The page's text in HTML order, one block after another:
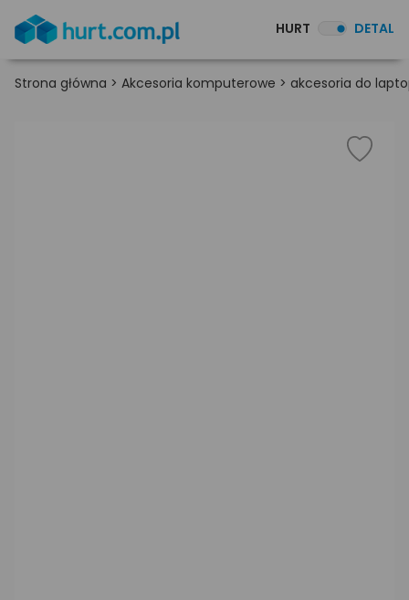
HURT DETAL
Strona główna > Akcesoria komputerowe > akcesoria do